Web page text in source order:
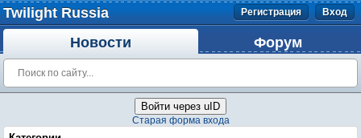
Twilight Russia Регистрация Вход
Новости Форум
Войти через uID
Старая форма входа